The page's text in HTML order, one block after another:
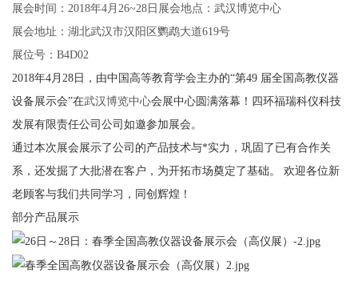
展会时间：2018年4月26~28日展会地点：武汉博览中心
展会地址：湖北武汉市汉阳区鹦鹉大道619号
展位号：B4D02
2018年4月28 日，由中国高等教育学会主办的“第49 届全国高教仪器
设备展示会”在武汉博览中心会展中心圆满落幕！ 四环福瑞科仪科技
发展有限责任公司公司如邀参加展会。
通过本次展会展示了公司的产品技术与*实力，巩固了已有合作关
系，还发掘了大批潜在客户，为开拓市场奠定了基础。 欢迎各位新
老顾客与我们共同学习，同创辉煌！
部分产品展示